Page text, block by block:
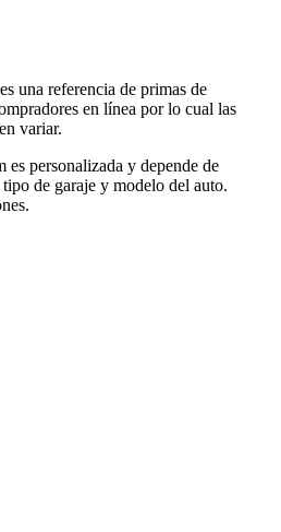
una referencia de primas de
en línea por lo cual las
variar.
personalizada y depende de
de garaje y modelo del auto.